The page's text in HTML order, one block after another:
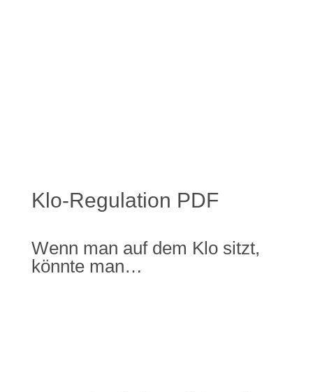
Klo-Regulation PDF
Wenn man auf dem Klo sitzt,
könnte man…